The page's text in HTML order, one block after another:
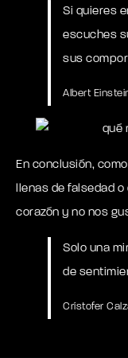
Si quieres
escuches
sus
Albert
En conclusión,
llenas de falsedad
corazón y no nos
Solo una
de
Crístofer